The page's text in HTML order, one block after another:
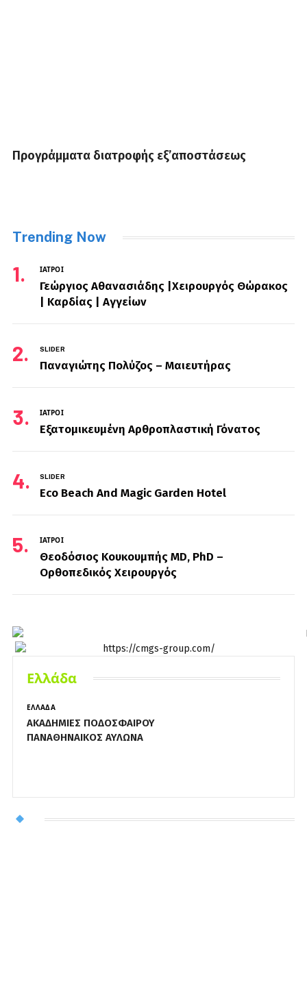
Προγράμματα διατροφής εξ’αποστάσεως
Trending Now
ΙΑΤΡΟΊ
Γεώργιος Αθανασιάδης |Χειρουργός Θώρακος
| Καρδίας | Αγγείων
SLIDER
Παναγιώτης Πολύζος – Μαιευτήρας
ΙΑΤΡΟΊ
Εξατομικευμένη Αρθροπλαστική Γόνατος
SLIDER
Eco Beach And Magic Garden Hotel
ΙΑΤΡΟΊ
Θεοδόσιος Κουκουμπής MD, PhD –
Ορθοπεδικός Χειρουργός
Ελλάδα
ΕΛΛΆΔΑ
ΑΚΑΔΗΜΙΕΣ ΠΟΔΟΣΦΑΙΡΟΥ
ΠΑΝΑΘΗΝΑΙΚΟΣ ΑΥΛΩΝΑ